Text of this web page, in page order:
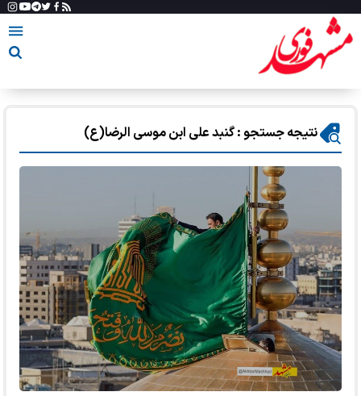
نتیجه جستجو : گنبد علی ابن موسی الرضا(ع)